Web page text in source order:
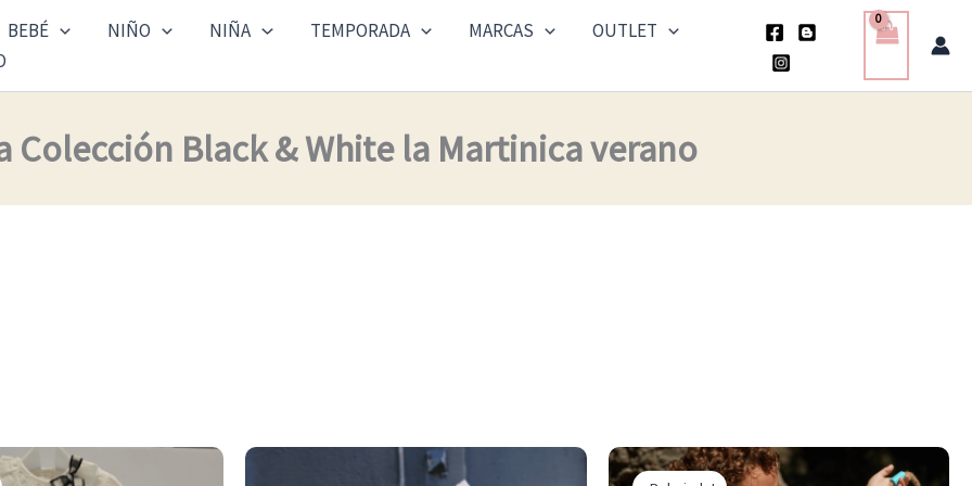
BEBÉ NIÑO NIÑA TEMPORADA MARCAS
OUTLET
Colección Black & White la Martinica verano
precio precio
El
precio
precio
Este